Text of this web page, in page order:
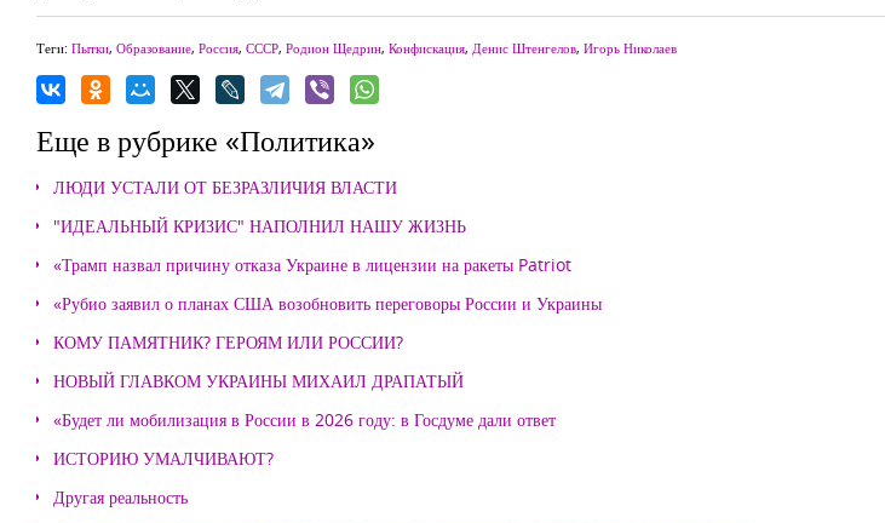
Теги: Пытки, Образование, Россия, СССР, Родион Щедрин, Конфискация, Денис Штенгелов, Игорь Николаев
Еще в рубрике «Политика»
ЛЮДИ УСТАЛИ ОТ БЕЗРАЗЛИЧИЯ ВЛАСТИ
"ИДЕАЛЬНЫЙ КРИЗИС" НАПОЛНИЛ НАШУ ЖИЗНЬ
«Трамп назвал причину отказа Украине в лицензии на ракеты Patriot
«Рубио заявил о планах США возобновить переговоры России и Украины
КОМУ ПАМЯТНИК? ГЕРОЯМ ИЛИ РОССИИ?
НОВЫЙ ГЛАВКОМ УКРАИНЫ МИХАИЛ ДРАПАТЫЙ
«Будет ли мобилизация в России в 2026 году: в Госдуме дали ответ
ИСТОРИЮ УМАЛЧИВАЮТ?
Другая реальность